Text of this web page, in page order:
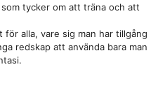
tycker om att träna och att
alla, vare sig man har tillgång
redskap att använda bara man